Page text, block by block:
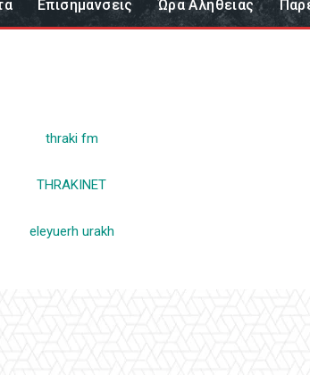
Επισημανσεις Ώρα Αλήθειας